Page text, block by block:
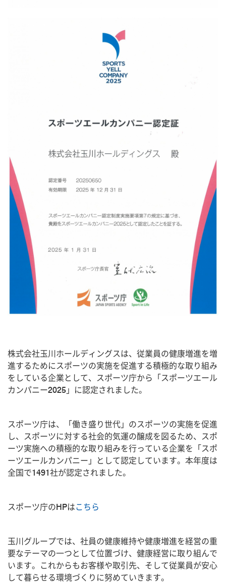
株式会社玉川ホールディングスは、従業員の健康増進を増
進するためにスポーツの実施を促進する積極的な取り組み
をしている企業として、スポーツ庁から「スポーツエール
カンパニー2025」に認定されました。
スポーツ庁は、「働き盛り世代」のスポーツの実施を促進
し、スポーツに対する社会的気運の醸成を図るため、スポ
ーツ実施への積極的な取り組みを行っている企業を「スポ
ーツエールカンパニー」として認定しています。本年度は
全国で1491社が認定されました。
スポーツ庁のHPはこちら
玉川グループでは、社員の健康維持や健康増進を経営の重
要なテーマの一つとして位置づけ、健康経営に取り組んで
います。これからもお客様や取引先、そして従業員が安心
して暮らせる環境づくりに努めていきます。